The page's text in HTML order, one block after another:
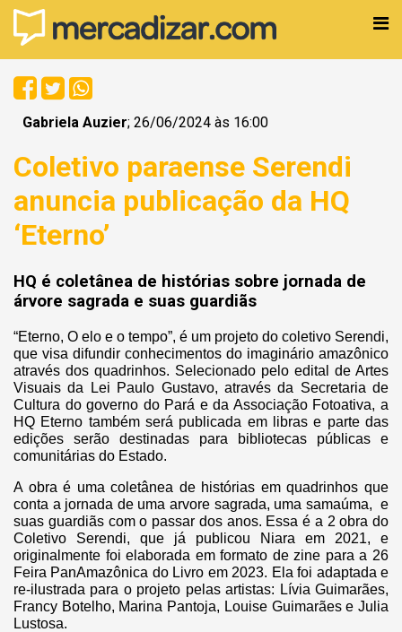
Gabriela Auzier; 26/06/2024 às 16:00
Coletivo paraense Serendi
anuncia publicação da HQ
‘Eterno’
HQ é coletânea de histórias sobre jornada de
árvore sagrada e suas guardiãs
“Eterno, O elo e o tempo”, é um projeto do coletivo Serendi,
que visa difundir conhecimentos do imaginário amazônico
através dos quadrinhos. Selecionado pelo edital de Artes
Visuais da Lei Paulo Gustavo, através da Secretaria de
Cultura do governo do Pará e da Associação Fotoativa, a
HQ Eterno também será publicada em libras e parte das
edições serão destinadas para bibliotecas públicas e
comunitárias do Estado.
A obra é uma coletânea de histórias em quadrinhos que
conta a jornada de uma arvore sagrada, uma samaúma, e
suas guardiãs com o passar dos anos. Essa é a 2 obra do
Coletivo Serendi, que já publicou Niara em 2021, e
originalmente foi elaborada em formato de zine para a 26
Feira PanAmazônica do Livro em 2023. Ela foi adaptada e
re-ilustrada para o projeto pelas artistas: Lívia Guimarães,
Francy Botelho, Marina Pantoja, Louise Guimarães e Julia
Lustosa.